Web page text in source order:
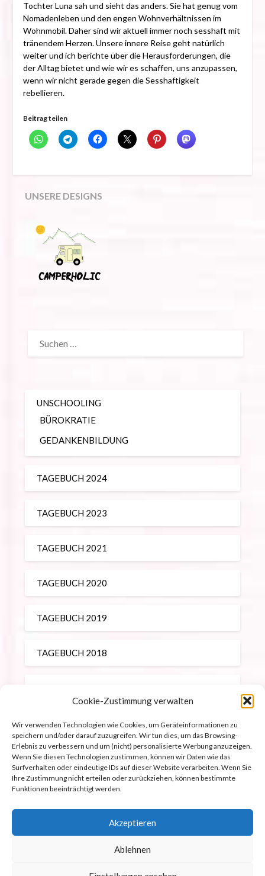
Cookie-Zustimmung verwalten
Wir verwenden Technologien wie Cookies, um Geräteinformationen zu
speichern und/oder darauf zuzugreifen. Wir tun dies, um das Browsing-
Erlebnis zu verbessern und um (nicht) personalisierte Werbung anzuzeigen.
Wenn Sie diesen Technologien zustimmen, können wir Daten wie das
Surfverhalten oder eindeutige IDs auf dieser Website verarbeiten. Wenn Sie
Ihre Zustimmung nicht erteilen oder zurückziehen, können bestimmte
Funktionen beeinträchtigt werden.
Akzeptieren
Ablehnen
Tochter Luna sah und sieht das anders. Sie hat genug vom
Nomadenleben und den engen Wohnverhältnissen im
Wohnmobil. Daher sind wir aktuell immer noch sesshaft mit
tränendem Herzen. Unsere innere Reise geht natürlich
weiter und ich berichte über die Herausforderungen, die
der Alltag bietet und wie wir es schaffen, uns anzupassen,
wenn wir nicht gerade gegen die Sesshaftigkeit
rebellieren.
Beitrag teilen
UNSERE DESIGNS
NACH:
UNSCHOOLING
BÜROKRATIE
GEDANKENBILDUNG
TAGEBUCH 2024
TAGEBUCH 2023
TAGEBUCH 2021
TAGEBUCH 2020
TAGEBUCH 2019
TAGEBUCH 2018
REISEBERICHTE
Impressum
Cookie-Richtlinie (EU)